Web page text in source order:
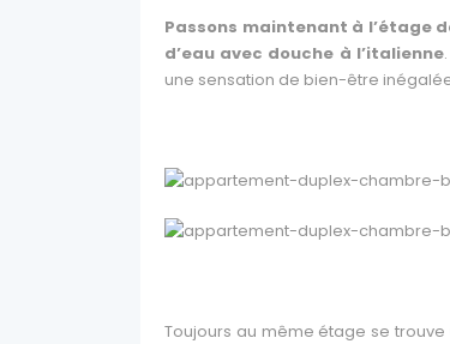
Passons maintenant à l’étage
d’eau avec douche à l’italienne
une sensation de bien-être
Toujours au même étage se